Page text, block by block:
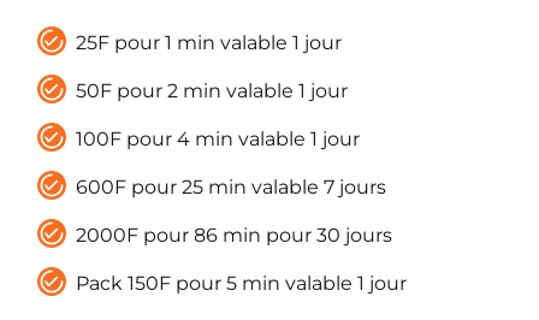
25F pour 1 min valable 1 jour
50F pour 2 min valable 1 jour
100F pour 4 min valable 1 jour
600F pour 25 min valable 7 jours
2000F pour 86 min pour 30 jours
Pack 150F pour 5 min valable 1 jour